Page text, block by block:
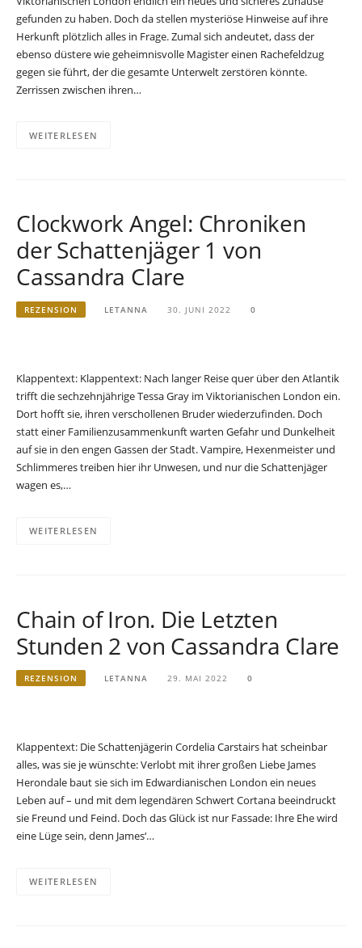
gefunden zu haben. Doch da stellen mysteriöse Hinweise auf ihre
Herkunft plötzlich alles in Frage. Zumal sich andeutet, dass der
ebenso düstere wie geheimnisvolle Magister einen Rachefeldzug
gegen sie führt, der die gesamte Unterwelt zerstören könnte.
Zerrissen zwischen ihren…
WEITERLESEN
Clockwork Angel: Chroniken
der Schattenjäger 1 von
Cassandra Clare
REZENSION LETANNA 30. JUNI 2022 0
Klappentext: Klappentext: Nach langer Reise quer über den Atlantik
trifft die sechzehnjährige Tessa Gray im Viktorianischen London ein.
Dort hofft sie, ihren verschollenen Bruder wiederzufinden. Doch
statt einer Familienzusammenkunft warten Gefahr und Dunkelheit
auf sie in den engen Gassen der Stadt. Vampire, Hexenmeister und
Schlimmeres treiben hier ihr Unwesen, und nur die Schattenjäger
wagen es,…
WEITERLESEN
Chain of Iron. Die Letzten
Stunden 2 von Cassandra Clare
REZENSION LETANNA 29. MAI 2022 0
Klappentext: Die Schattenjägerin Cordelia Carstairs hat scheinbar
alles, was sie je wünschte: Verlobt mit ihrer großen Liebe James
Herondale baut sie sich im Edwardianischen London ein neues
Leben auf – und mit dem legendären Schwert Cortana beeindruckt
sie Freund und Feind. Doch das Glück ist nur Fassade: Ihre Ehe wird
eine Lüge sein, denn James‘…
WEITERLESEN